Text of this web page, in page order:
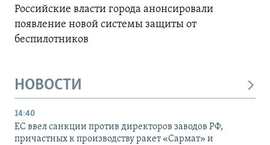
Российские власти города анонсировали
появление новой системы защиты от
беспилотников
НОВОСТИ
14:40
ЕС ввел санкции против директоров заводов РФ,
причастных к производству ракет «Сармат» и